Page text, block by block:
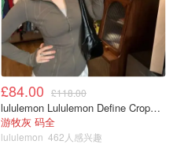
£84.00 £118.00
lululemon Lululemon Define Cropped Nulu 短夹克
游牧灰 码全
lululemon 462人感兴趣